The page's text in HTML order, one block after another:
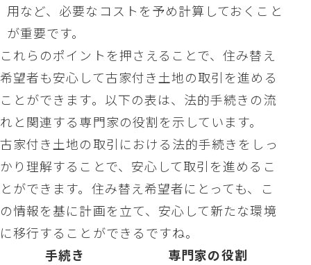
用など、必要なコストを予め計算しておくこと
が重要です。
これらのポイントを押さえることで、住み替え
希望者も安心して古家付き土地の取引を進める
ことができます。以下の表は、法的手続きの流
れと関連する専門家の役割を示しています。
古家付き土地の取引における法的手続きをしっ
かり理解することで、安心して取引を進めるこ
とができます。住み替え希望者にとっても、こ
の情報を基に計画を立て、安心して新たな環境
に移行することができるですね。
手続き
専門家の役割